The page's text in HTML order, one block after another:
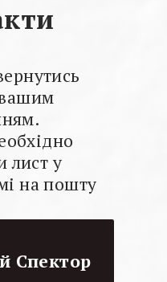
лист у
на пошту
Спектор